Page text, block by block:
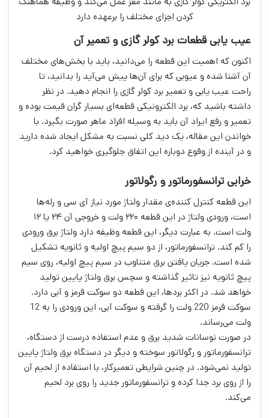
کردن اجزای مختلف را برعهده دارد
عیب یابی قطعات برد کولر گازی و تعمیر آن
اکنون که اهمیت این قطعه را می‌دانید، باید با بخش‌های مختلف
آن آشنا شده و عیوبی که برای آن‌ها پیش می‌آید را بدانید، تا
راحت عیب یابی و تعمیر برد کولر گازی را انجام دهید. در نظر
داشته باشید که، برد الکترونیکی قطعه‌ای بسیار گران قیمت بوده و
تعمیر و رفع ایراد آن باید به وسیله افراد ماهر صورت بگیرد. با
خواندن این مقاله، یک دید کلی نسبت به مشکل ایجاد شده دارید
و در آینده از وقوع دوباره این اتفاق جلوگیری خواهید کرد.
خرابی ترانسفورماتور و رگولاتور
این قطعه کنترل کننده‌ی مقدار ولتاژ مورد نیاز آی سی و رله‌ها
است، ورودی ولتاژ در این قطعه ۲۲۰ ولت و خروجی آن ۲۴ یا ۱۲
ولت است. به عبارت دیگر، این قطعه وظیفه دارد ولتاژ برق ورودی
را کم کند. ترانسفورماتور، از دو سیم پیچ اولیه و ثانویه تشکیل
شده است. جریان یافتن برق متناوب در سیم پیچ اولیه، روی سیم
پیچ ثانویه نیز تاثیر گذاشته و سچس برق ولتاژ پایین تولید
خواهد شد. در اکثر برد‌ها، این قطعه دو سوکت قرمز و آبی دارد.
سوکت قرمز 220 ولت را گرفته و سوکت آبی، این ورودی را به 12
ولت می‌رساند.
در صورت نوسانات شدید برق و عدم استفاده درست از دستگاه،
ترانسفورماتور و رگولاتور سوخته و دیگر در دستگاه برق ولتاژ پایین
تولید نمی‌شود. در چنین شرایطی تعمیرکار، با استفاده از لحیم آن
را از روی برد جدا کرده و ترانسفورماتور جدید را روی برد لحیم
می‌کند.